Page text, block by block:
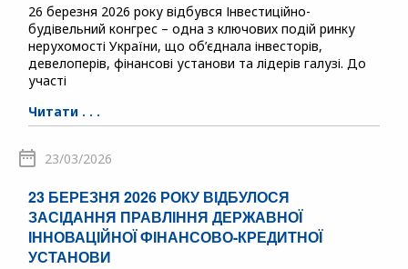
26 березня 2026 року відбувся Інвестиційно-
будівельний конгрес – одна з ключових подій ринку
нерухомості України, що об’єднала інвесторів,
девелоперів, фінансові установи та лідерів галузі. До
участі
Читати . . .
23/03/2026
23 БЕРЕЗНЯ 2026 РОКУ ВІДБУЛОСЯ
ЗАСІДАННЯ ПРАВЛІННЯ ДЕРЖАВНОЇ
ІННОВАЦІЙНОЇ ФІНАНСОВО-КРЕДИТНОЇ
УСТАНОВИ